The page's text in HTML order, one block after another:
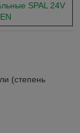
SPAL 24V
(степень